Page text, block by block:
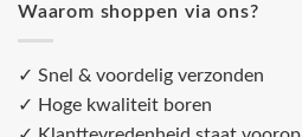
Waarom shoppen via ons?
✓ Snel & voordelig verzonden
✓ Hoge kwaliteit boren